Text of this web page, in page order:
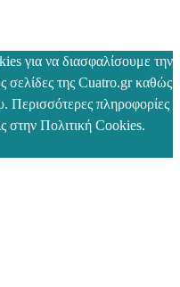
για να διασφαλίσουμε την
σελίδες της Cuatro.gr καθώς
Περισσότερες πληροφορίες
στην Πολιτική Cookies.